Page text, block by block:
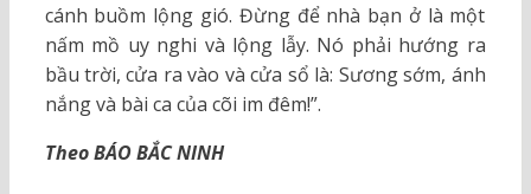
cánh buồm lộng gió. Đừng để nhà bạn ở là một
nấm mồ uy nghi và lộng lẫy. Nó phải hướng ra
bầu trời, cửa ra vào và cửa sổ là: Sương sớm, ánh
nắng và bài ca của cõi im đêm!”.
Theo BÁO BẮC NINH